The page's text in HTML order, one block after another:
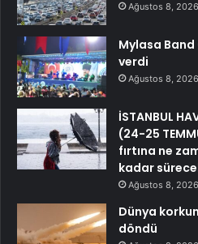
Ağustos 8, 2026
Mylasa Band
verdi
Ağustos 8, 2026
İSTANBUL
(24-25
fırtına ne
kadar
Ağustos 8, 2026
Dünya
döndü